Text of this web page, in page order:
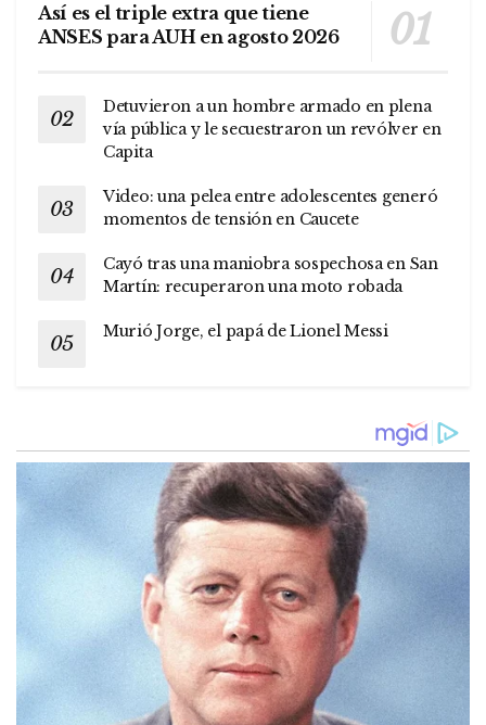
Así es el triple extra que tiene
ANSES para AUH en agosto 2026
Detuvieron a un hombre armado en plena
vía pública y le secuestraron un revólver en
Capita
Video: una pelea entre adolescentes generó
momentos de tensión en Caucete
Cayó tras una maniobra sospechosa en San
Martín: recuperaron una moto robada
Murió Jorge, el papá de Lionel Messi